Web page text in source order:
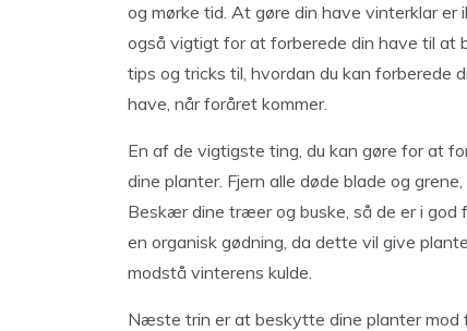
og mørke tid. At gøre din have vinterklar
også vigtigt for at forberede din have til at
tips og tricks til, hvordan du kan forberede
have, når foråret kommer.
En af de vigtigste ting, du kan gøre for at
dine planter. Fjern alle døde blade og
Beskær dine træer og buske, så de er i
en organisk gødning, da dette vil give
modstå vinterens kulde.
Næste trin er at beskytte dine planter